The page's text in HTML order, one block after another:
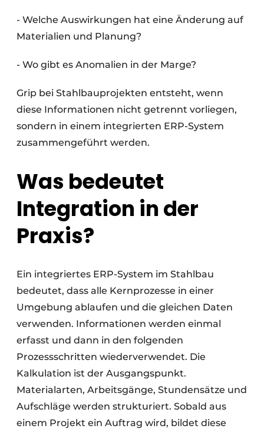
- Welche Auswirkungen hat eine Änderung auf
Materialien und Planung?
- Wo gibt es Anomalien in der Marge?
Grip bei Stahlbauprojekten entsteht, wenn
diese Informationen nicht getrennt vorliegen,
sondern in einem integrierten ERP-System
zusammengeführt werden.
Was bedeutet
Integration in der
Praxis?
Ein integriertes ERP-System im Stahlbau
bedeutet, dass alle Kernprozesse in einer
Umgebung ablaufen und die gleichen Daten
verwenden. Informationen werden einmal
erfasst und dann in den folgenden
Prozessschritten wiederverwendet. Die
Kalkulation ist der Ausgangspunkt.
Materialarten, Arbeitsgänge, Stundensätze und
Aufschläge werden strukturiert. Sobald aus
einem Projekt ein Auftrag wird, bildet diese